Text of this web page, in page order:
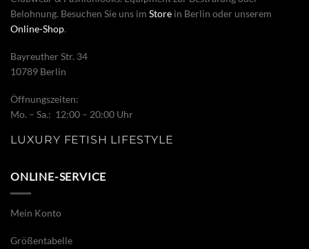
Belohnung. Besuchen Sie uns im Store in Berlin oder unserem
Online-Shop.
Bayreuther Str. 34
10789 Berlin
Öffnungszeiten:
Mo. – Sa.: 12:00 – 20:00 Uhr
LUXURY FETISH LIFESTYLE
ONLINE-SERVICE
Mein Konto
Größentabelle